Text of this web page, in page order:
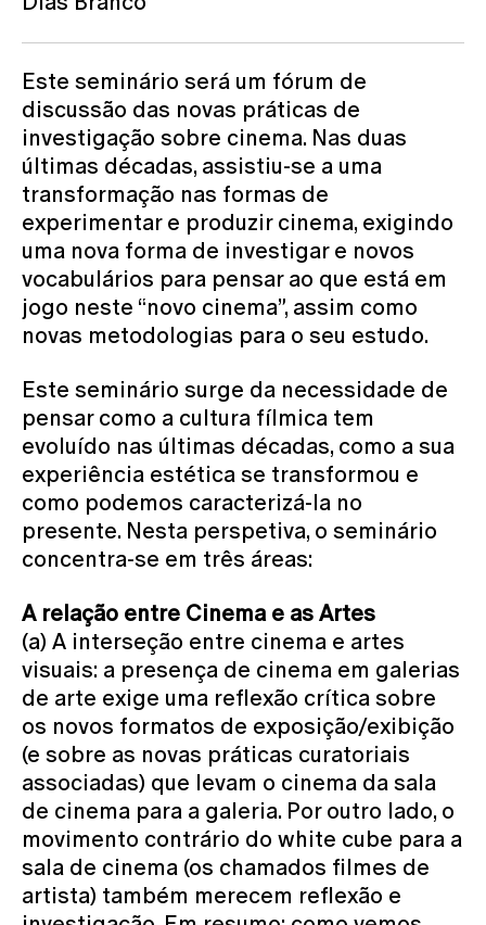
Este seminário será um fórum de
discussão das novas práticas de
investigação sobre cinema. Nas duas
últimas décadas, assistiu-se a uma
transformação nas formas de
experimentar e produzir cinema, exigindo
uma nova forma de investigar e novos
vocabulários para pensar ao que está em
jogo neste “novo cinema”, assim como
novas metodologias para o seu estudo.
Este seminário surge da necessidade de
pensar como a cultura fílmica tem
evoluído nas últimas décadas, como a sua
experiência estética se transformou e
como podemos caracterizá-la no
presente. Nesta perspetiva, o seminário
concentra-se em três áreas:
A relação entre Cinema e as Artes
(a) A interseção entre cinema e artes
visuais: a presença de cinema em galerias
de arte exige uma reflexão crítica sobre
os novos formatos de exposição/exibição
(e sobre as novas práticas curatoriais
associadas) que levam o cinema da sala
de cinema para a galeria. Por outro lado, o
movimento contrário do white cube para a
sala de cinema (os chamados filmes de
artista) também merecem reflexão e